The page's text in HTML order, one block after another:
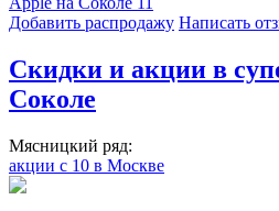
Добавить раcпродажу Написать
Скидки и акции в
Соколе
Мясницкий ряд:
акции с 10 в Москве